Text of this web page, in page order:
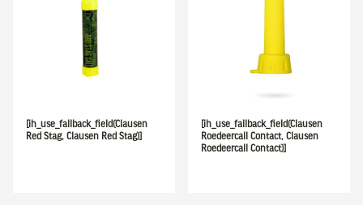
[ih_use_fallback_field(Clausen
Red Stag, Clausen Red Stag)]
[ih_use_fallback_field(Clausen
Roedeercall Contact, Clausen
Roedeercall Contact)]